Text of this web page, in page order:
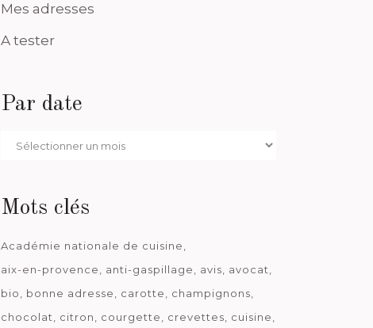
Mes adresses
A tester
Par date
Par
Mots clés
Académie nationale de cuisine
aix-en-provence
anti-gaspillage avis
avocat
bio
bonne adresse carotte
champignons
chocolat
citron courgette crevettes
cuisine